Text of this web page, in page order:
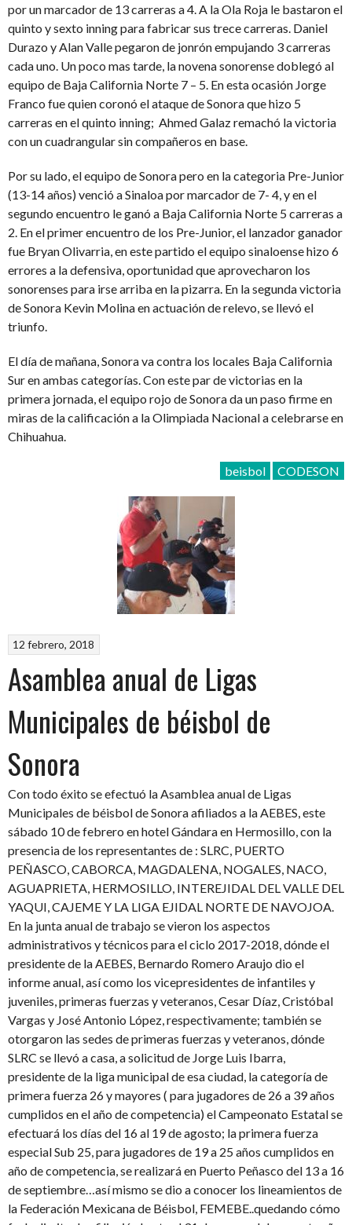
por un marcador de 13 carreras a 4. A la Ola Roja le bastaron el
quinto y sexto inning para fabricar sus trece carreras. Daniel
Durazo y Alan Valle pegaron de jonrón empujando 3 carreras
cada uno. Un poco mas tarde, la novena sonorense doblegó al
equipo de Baja California Norte 7 – 5. En esta ocasión Jorge
Franco fue quien coronó el ataque de Sonora que hizo 5
carreras en el quinto inning; Ahmed Galaz remachó la victoria
con un cuadrangular sin compañeros en base.
Por su lado, el equipo de Sonora pero en la categoria Pre-Junior
(13-14 años) venció a Sinaloa por marcador de 7- 4, y en el
segundo encuentro le ganó a Baja California Norte 5 carreras a
2. En el primer encuentro de los Pre-Junior, el lanzador ganador
fue Bryan Olivarria, en este partido el equipo sinaloense hizo 6
errores a la defensiva, oportunidad que aprovecharon los
sonorenses para irse arriba en la pizarra. En la segunda victoria
de Sonora Kevin Molina en actuación de relevo, se llevó el
triunfo.
El día de mañana, Sonora va contra los locales Baja California
Sur en ambas categorías. Con este par de victorias en la
primera jornada, el equipo rojo de Sonora da un paso firme en
miras de la calificación a la Olimpiada Nacional a celebrarse en
Chihuahua.
beisbol CODESON
12 febrero, 2018
Asamblea anual de Ligas
Municipales de béisbol de
Sonora
Con todo éxito se efectuó la Asamblea anual de Ligas
Municipales de béisbol de Sonora afiliados a la AEBES, este
sábado 10 de febrero en hotel Gándara en Hermosillo, con la
presencia de los representantes de : SLRC, PUERTO
PEÑASCO, CABORCA, MAGDALENA, NOGALES, NACO,
AGUAPRIETA, HERMOSILLO, INTEREJIDAL DEL VALLE DEL
YAQUI, CAJEME Y LA LIGA EJIDAL NORTE DE NAVOJOA.
En la junta anual de trabajo se vieron los aspectos
administrativos y técnicos para el ciclo 2017-2018, dónde el
presidente de la AEBES, Bernardo Romero Araujo dio el
informe anual, así como los vicepresidentes de infantiles y
juveniles, primeras fuerzas y veteranos, Cesar Díaz, Cristóbal
Vargas y José Antonio López, respectivamente; también se
otorgaron las sedes de primeras fuerzas y veteranos, dónde
SLRC se llevó a casa, a solicitud de Jorge Luis Ibarra,
presidente de la liga municipal de esa ciudad, la categoría de
primera fuerza 26 y mayores ( para jugadores de 26 a 39 años
cumplidos en el año de competencia) el Campeonato Estatal se
efectuará los días del 16 al 19 de agosto; la primera fuerza
especial Sub 25, para jugadores de 19 a 25 años cumplidos en
año de competencia, se realizará en Puerto Peñasco del 13 a 16
de septiembre…así mismo se dio a conocer los lineamientos de
la Federación Mexicana de Béisbol, FEMEBE..quedando cómo